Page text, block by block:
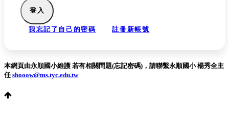
我忘記了自己的密碼 註冊新帳號
本網頁由永順國小維護 若有相關問題(忘記密碼)，請聯繫永順國小 楊秀全主
任shooow@ms.tyc.edu.tw